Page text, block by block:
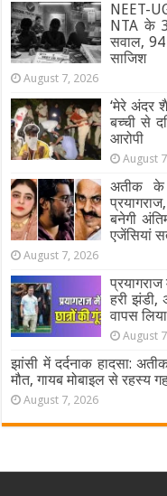
NEET-
NTA के 3
सवाल, 94
साजिश
August 7, 2026
‘मेरे अंदर
बच्ची से
आरोपी
August
अतीक
बनेगी
एजेंसियां
August 7, 2026
हरी
वापस
August
झांसी में दर्दनाक हादसा:
मौत, गायब मोबाइल से रहस्य
August 7, 2026